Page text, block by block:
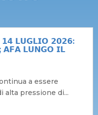
𝗟𝗨𝗚𝗟𝗜𝗢 𝟮𝟬𝟮𝟲:
𝗔𝗙𝗔 𝗟𝗨𝗡𝗚𝗢 𝗜𝗟
a essere
alta pressione di...